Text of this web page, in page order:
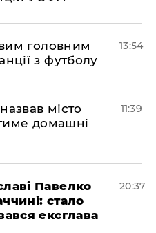
головним
з футболу
13:54
місто
домашні
11:39
Павелко
стало
ексглава
20:37